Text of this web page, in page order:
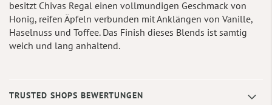
besitzt Chivas Regal einen vollmundigen Geschmack von
Honig, reifen Äpfeln verbunden mit Anklängen von Vanille,
Haselnuss und Toffee. Das Finish dieses Blends ist samtig
weich und lang anhaltend.
TRUSTED SHOPS BEWERTUNGEN